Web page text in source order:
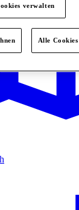
verwalten
Alle